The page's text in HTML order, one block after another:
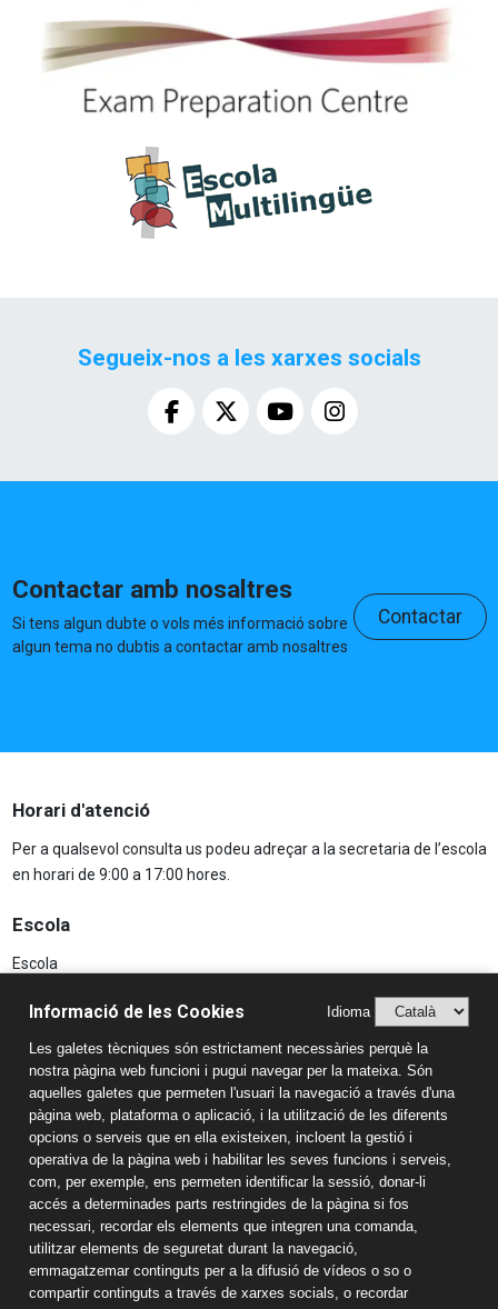
Segueix-nos a les xarxes socials
Contactar amb nosaltres
Si tens algun dubte o vols més informació sobre
algun tema no dubtis a contactar amb nosaltres
Contactar
Horari d'atenció
Per a qualsevol consulta us podeu adreçar a la secretaria de l’escola
en horari de 9:00 a 17:00 hores.
Escola
Escola
AFA
Aspectes Legals
Avís Legal
Política de Privacitat
Sistema Intern d’Informació (SIIF)
Estudis
Llar d'Infants
Educació infantil
Educació primària
Informació de contacte
Informació de les Cookies Idioma
Les galetes tècniques són estrictament necessàries perquè la
nostra pàgina web funcioni i pugui navegar per la mateixa. Són
aquelles galetes que permeten l'usuari la navegació a través d'una
pàgina web, plataforma o aplicació, i la utilització de les diferents
opcions o serveis que en ella existeixen, incloent la gestió i
operativa de la pàgina web i habilitar les seves funcions i serveis,
com, per exemple, ens permeten identificar la sessió, donar-li
accés a determinades parts restringides de la pàgina si fos
necessari, recordar els elements que integren una comanda,
utilitzar elements de seguretat durant la navegació,
emmagatzemar continguts per a la difusió de vídeos o so o
compartir continguts a través de xarxes socials, o recordar